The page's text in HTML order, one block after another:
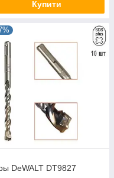
Купити
DeWALT DT9827